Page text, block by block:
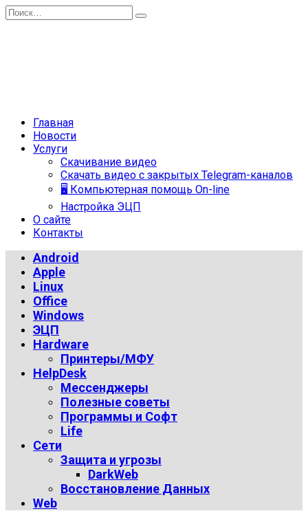
Перейти
к
Search
for:
Главная
Новости
Услуги
Скачивание видео
Скачать видео с закрытых Telegram-каналов
🖥 Компьютерная помощь On-line
Настройка ЭЦП
О сайте
Контакты
Android
Apple
Linux
Office
Windows
ЭЦП
Hardware
Принтеры/МФУ
HelpDesk
Мессенджеры
Полезные советы
Программы и Софт
Life
Сети
Защита и угрозы
DarkWeb
Восстановление Данных
Web